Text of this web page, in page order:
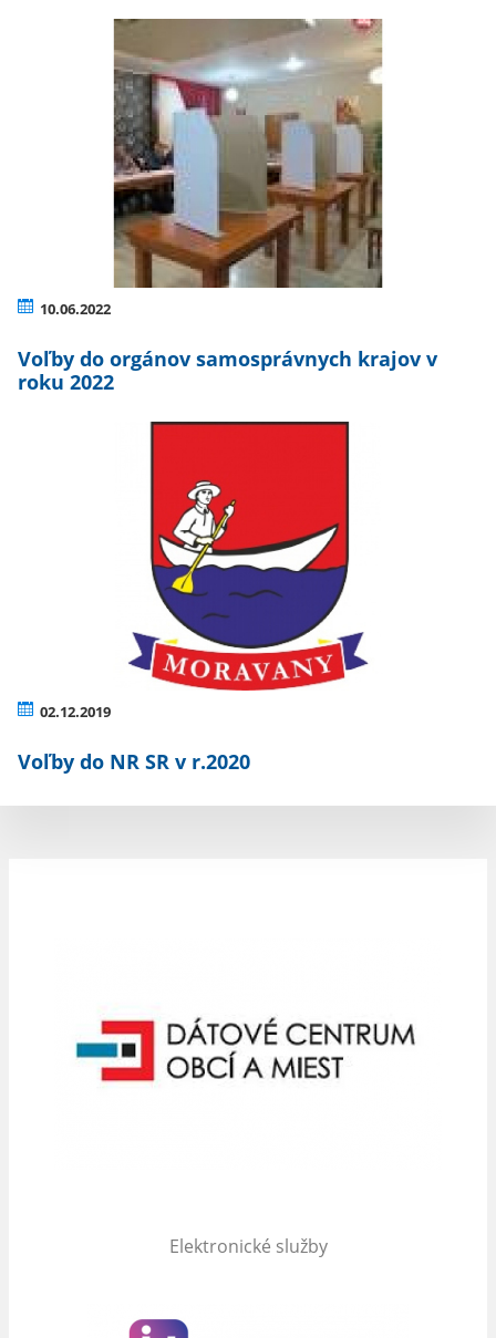
10.06.2022
Voľby do orgánov samosprávnych krajov v
roku 2022
02.12.2019
Voľby do NR SR v r.2020
Elektronické služby